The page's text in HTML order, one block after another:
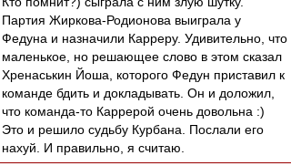
Партия Жиркова-Родионова выиграла у
Федуна и назначили Карреру. Удивительно, что
маленькое, но решающее слово в этом сказал
Хренаськин Йоша, которого Федун приставил к
команде бдить и докладывать. Он и доложил,
что команда-то Каррерой очень довольна :)
Это и решило судьбу Курбана. Послали его
нахуй. И правильно, я считаю.